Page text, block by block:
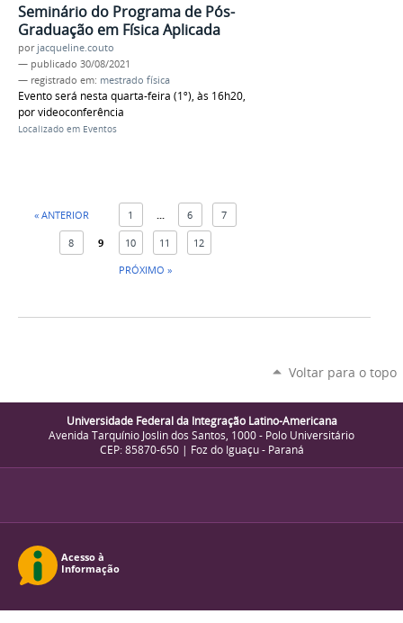
Seminário do Programa de Pós-
Graduação em Física Aplicada
por jacqueline.couto
— publicado 30/08/2021
— registrado em: mestrado física
Evento será nesta quarta-feira (1º), às 16h20,
por videoconferência
Localizado em Eventos
« ANTERIOR 1 6 7
8 9 10 11
12
PRÓXIMO »
Voltar para o topo
Universidade Federal da Integração Latino-Americana
Avenida Tarquínio Joslin dos Santos, 1000 - Polo Universitário
CEP: 85870-650 | Foz do Iguaçu - Paraná